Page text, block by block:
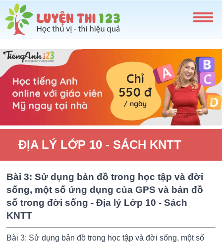
ĐỊA LÝ LỚP 10 - SÁCH KNTT
Bài 3: Sử dụng bản đồ trong học tập và đời
sống, một số ứng dụng của GPS và bản đồ
số trong đời sống - Địa lý Lớp 10 - Sách
KNTT
Bài 3: Sử dụng bản đồ trong học tập và đời sống, một số